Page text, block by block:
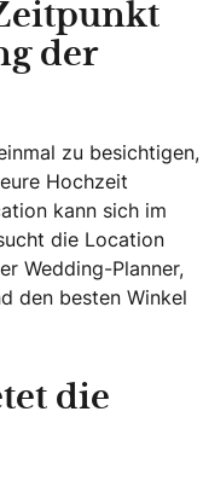
der
zu besichtigen,
Hochzeit
kann sich im
die Location
Wedding-Planner,
den besten Winkel
die